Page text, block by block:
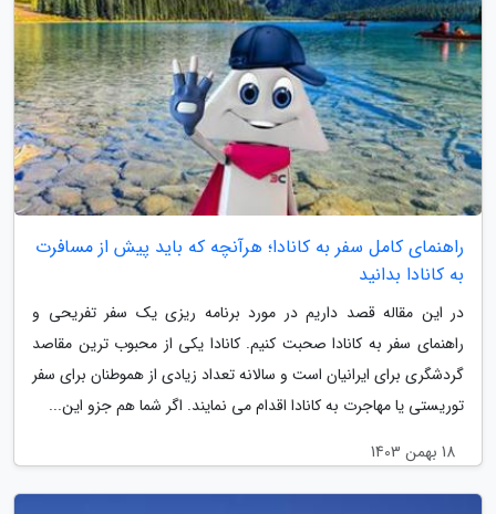
راهنمای کامل سفر به کانادا؛ هرآنچه که باید پیش از مسافرت
به کانادا بدانید
در این مقاله قصد داریم در مورد برنامه ریزی یک سفر تفریحی و
راهنمای سفر به کانادا صحبت کنیم. کانادا یکی از محبوب ترین مقاصد
گردشگری برای ایرانیان است و سالانه تعداد زیادی از هموطنان برای سفر
توریستی یا مهاجرت به کانادا اقدام می نمایند. اگر شما هم جزو این...
18 بهمن 1403